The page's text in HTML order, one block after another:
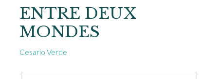
ENTRE DEUX
MONDES
Cesario Verde